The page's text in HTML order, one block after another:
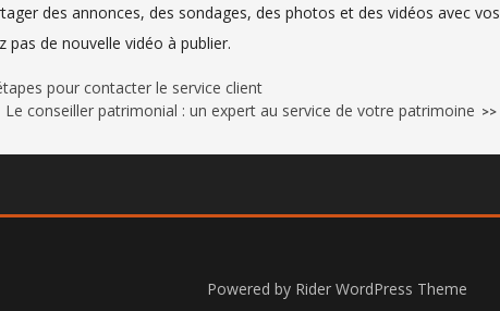
des annonces, des sondages, des photos et des vidéos avec vos
pas de nouvelle vidéo à publier.
pour contacter le service client
Le conseiller patrimonial : un expert au service de votre patrimoine >>
Powered by Rider WordPress Theme